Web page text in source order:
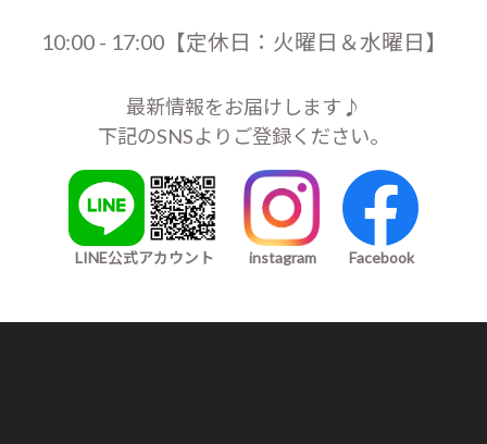
10:00 - 17:00【定休日：火曜日＆水曜日】
最新情報をお届けします♪
下記のSNSよりご登録ください。
LINE公式アカウント instagram Facebook